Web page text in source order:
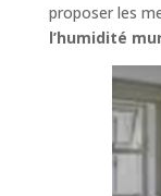
proposer les
l’humidité